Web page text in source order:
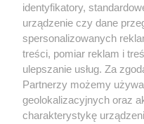
Nie zapomnij
zapoznać się z:
polityką prywatności
Twojemiasto
Piekary Śląskie
Chorzów
Tarnowskie Góry
identyfikatory,
urządzenie czy dane
spersonalizowanych
treści, pomiar reklam i
ulepszanie usług. Za
Partnerzy możemy
geolokalizacyjnych oraz
charakterystykę